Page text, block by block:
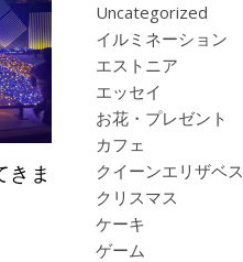
きま
Uncategorized
イルミネーション
エストニア
エッセイ
お花・プレゼント
カフェ
クイーンエリザベス
クリスマス
ケーキ
ゲーム